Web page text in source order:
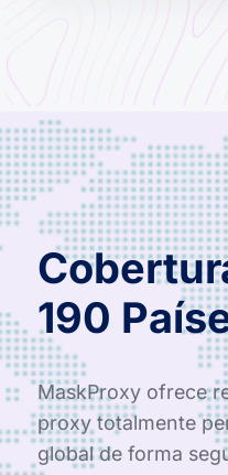
190
MaskProxy ofrece
proxy totalmente
global de forma